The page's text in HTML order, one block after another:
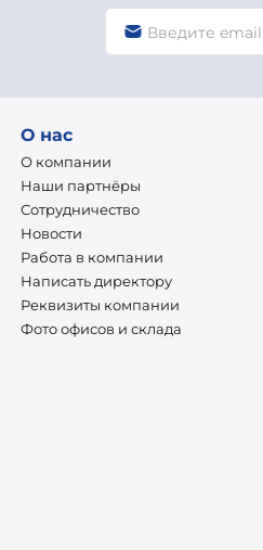
О нас
О компании
Наши партнёры
Сотрудничество
Новости
Работа в компании
Написать директору
Реквизиты компании
Фото офисов и склада